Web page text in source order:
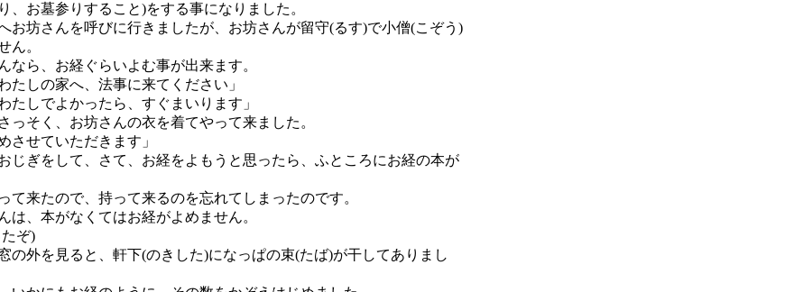
、お墓参りすること)をする事になりました。
お坊さんを呼びに行きましたが、お坊さんが留守(るす)で小僧(こぞう)
ん。
ら、お経ぐらいよむ事が出来ます。
たしの家へ、法事に来てください」
たしでよかったら、すぐまいります」
そく、お坊さんの衣を着てやって来ました。
させていただきます」
じぎをして、さて、お経をよもうと思ったら、ふところにお経の本が
て来たので、持って来るのを忘れてしまったのです。
、本がなくてはお経がよめません。
ぞ)
の外を見ると、軒下(のきした)になっぱの束(たば)が干してありまし